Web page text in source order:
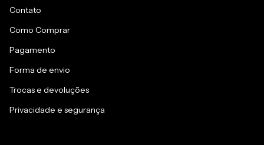
Contato
Como Comprar
Pagamento
Forma de envio
Trocas e devoluções
Privacidade e segurança